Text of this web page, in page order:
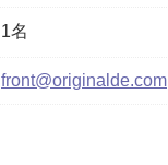
1名
front@originalde.com